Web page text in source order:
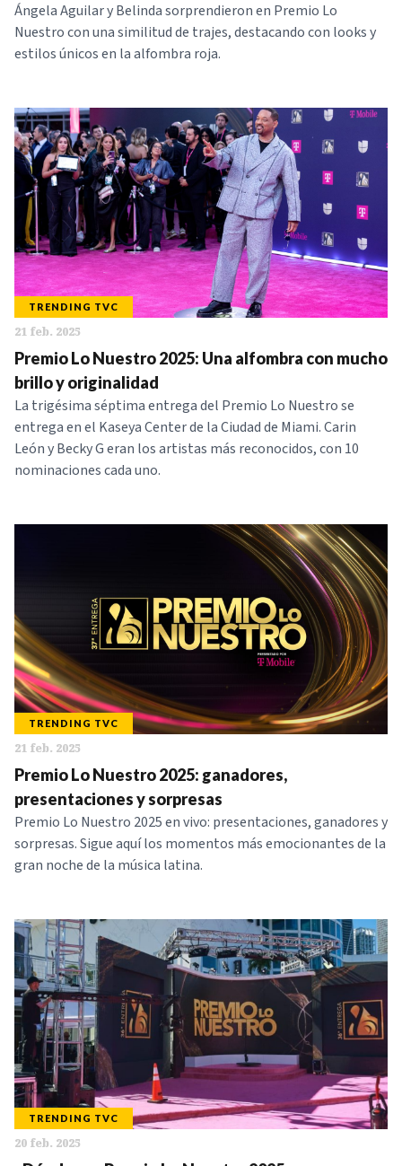
Ángela Aguilar y Belinda sorprendieron en Premio Lo
Nuestro con una similitud de trajes, destacando con looks y
estilos únicos en la alfombra roja.
TRENDING TVC
21 feb. 2025
Premio Lo Nuestro 2025: Una alfombra con mucho
brillo y originalidad
La trigésima séptima entrega del Premio Lo Nuestro se
entrega en el Kaseya Center de la Ciudad de Miami. Carin
León y Becky G eran los artistas más reconocidos, con 10
nominaciones cada uno.
TRENDING TVC
21 feb. 2025
Premio Lo Nuestro 2025: ganadores,
presentaciones y sorpresas
Premio Lo Nuestro 2025 en vivo: presentaciones, ganadores y
sorpresas. Sigue aquí los momentos más emocionantes de la
gran noche de la música latina.
TRENDING TVC
20 feb. 2025